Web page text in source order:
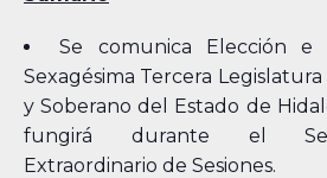
Se comunica Elección
Sexagésima Tercera
y Soberano del Estado de
fungirá durante el
Extraordinario de Sesiones.